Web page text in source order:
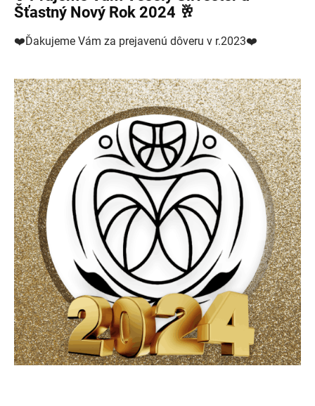
Šťastný Nový Rok 2024 🥂
❤️Ďakujeme Vám za prejavenú dôveru v r.2023❤️